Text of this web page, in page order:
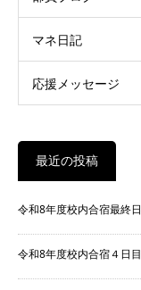
マネ日記
応援メッセージ
最近の投稿
令和8年度校内合宿最終日
令和8年度校内合宿４日目